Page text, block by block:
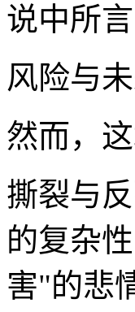
说中所
风险与
然而，
撕裂与
的复杂
害"的悲